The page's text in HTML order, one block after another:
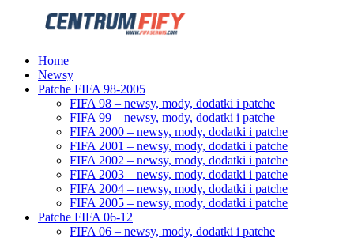
Home
Newsy
Patche FIFA 98-2005
FIFA 98 – newsy, mody, dodatki i patche
FIFA 99 – newsy, mody, dodatki i patche
FIFA 2000 – newsy, mody, dodatki i patche
FIFA 2001 – newsy, mody, dodatki i patche
FIFA 2002 – newsy, mody, dodatki i patche
FIFA 2003 – newsy, mody, dodatki i patche
FIFA 2004 – newsy, mody, dodatki i patche
FIFA 2005 – newsy, mody, dodatki i patche
Patche FIFA 06-12
FIFA 06 – newsy, mody, dodatki i patche